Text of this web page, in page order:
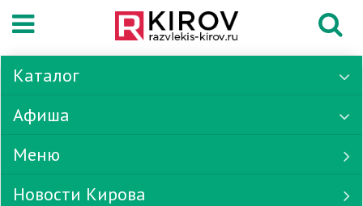
Каталог
Афиша
Меню
Новости Кирова